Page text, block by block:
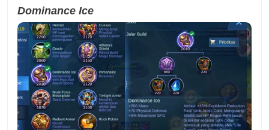
Dominance Ice